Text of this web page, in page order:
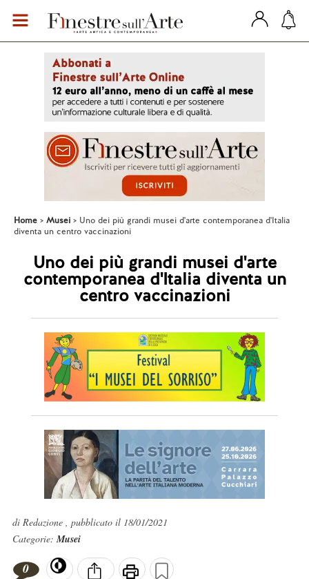
Home Musei
Uno dei più grandi musei d'arte contemporanea d'Italia
diventa un centro vaccinazioni
Uno dei più grandi musei d'arte
contemporanea d'Italia diventa un
centro vaccinazioni
di Redazione , pubblicato il 18/01/2021
Categorie:Musei
0